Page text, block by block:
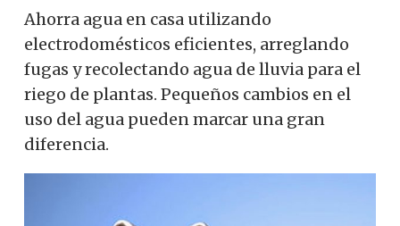
Ahorra agua en casa utilizando
electrodomésticos eficientes, arreglando
fugas y recolectando agua de lluvia para el
riego de plantas. Pequeños cambios en el
uso del agua pueden marcar una gran
diferencia.